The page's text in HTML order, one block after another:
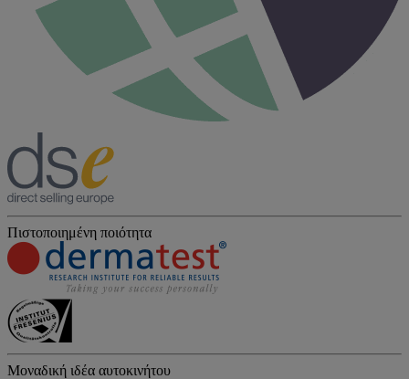
Πιστοποιημένη ποιότητα
Μοναδική ιδέα αυτοκινήτου